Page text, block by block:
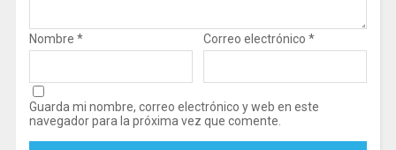
Nombre * Correo electrónico *
Guarda mi nombre, correo electrónico y web en este
navegador para la próxima vez que comente.